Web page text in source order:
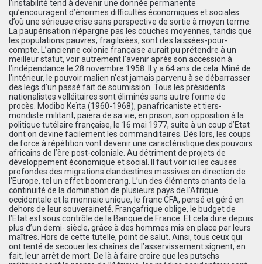
l’instabilité tend à devenir une donnée permanente
qu’encouragent d’énormes difficultés économiques et sociales
d’où une sérieuse crise sans perspective de sortie à moyen terme.
La paupérisation n’épargne pas les couches moyennes, tandis que
les populations pauvres, fragilisées, sont des laissées-pour-
compte. L’ancienne colonie française aurait pu prétendre à un
meilleur statut, voir autrement l’avenir après son accession à
l’indépendance le 28 novembre 1958. Il y a 64 ans de cela. Miné de
l’intérieur, le pouvoir malien n’est jamais parvenu à se débarrasser
des legs d’un passé fait de soumission. Tous les présidents
nationalistes velléitaires sont éliminés sans autre forme de
procès. Modibo Keïta (1960-1968), panafricaniste et tiers-
mondiste militant, paiera de sa vie, en prison, son opposition à la
politique tutélaire française, le 16 mai 1977, suite à un coup d’Etat
dont on devine facilement les commanditaires. Dès lors, les coups
de force à répétition vont devenir une caractéristique des pouvoirs
africains de l’ère post-coloniale. Au détriment de projets de
développement économique et social. Il faut voir ici les causes
profondes des migrations clandestines massives en direction de
l’Europe, tel un effet boomerang. L’un des éléments criants de la
continuité de la domination de plusieurs pays de l’Afrique
occidentale et la monnaie unique, le franc CFA, pensé et géré en
dehors de leur souveraineté. Françafrique oblige, le budget de
l’Etat est sous contrôle de la Banque de France. Et cela dure depuis
plus d’un demi- siècle, grâce à des hommes mis en place par leurs
maîtres. Hors de cette tutelle, point de salut. Ainsi, tous ceux qui
ont tenté de secouer les chaînes de l’asservissement signent, en
fait, leur arrêt de mort. De là à faire croire que les putschs